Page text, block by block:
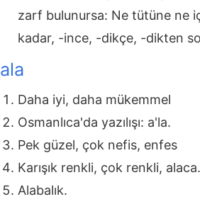
zarf bulunursa: Ne tütüne ne
kadar, -ince, -dikçe, -dikten
ala
Daha iyi, daha mükemmel
Osmanlıca'da yazılışı: a'la.
Pek güzel, çok nefis, enfes
Karışık renkli, çok renkli, alaca.
Alabalık.